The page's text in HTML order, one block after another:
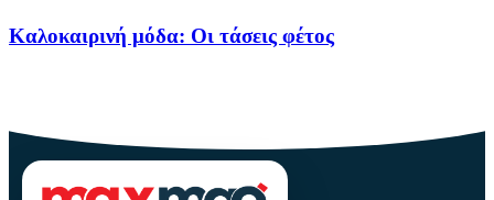
Καλοκαιρινή μόδα: Οι τάσεις φέτος